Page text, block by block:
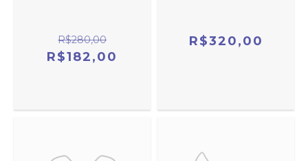
R$280,00
R$182,00
R$320,00